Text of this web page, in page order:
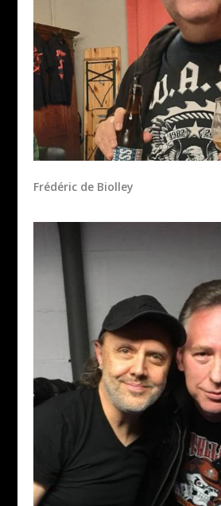
Frédéric de Biolley